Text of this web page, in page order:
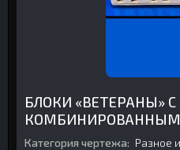
БЛОКИ «ВЕТЕРАНЫ» С
КОМБИНИРОВАННЫМ
ДЕРЕВА
Категория чертежа: Разное